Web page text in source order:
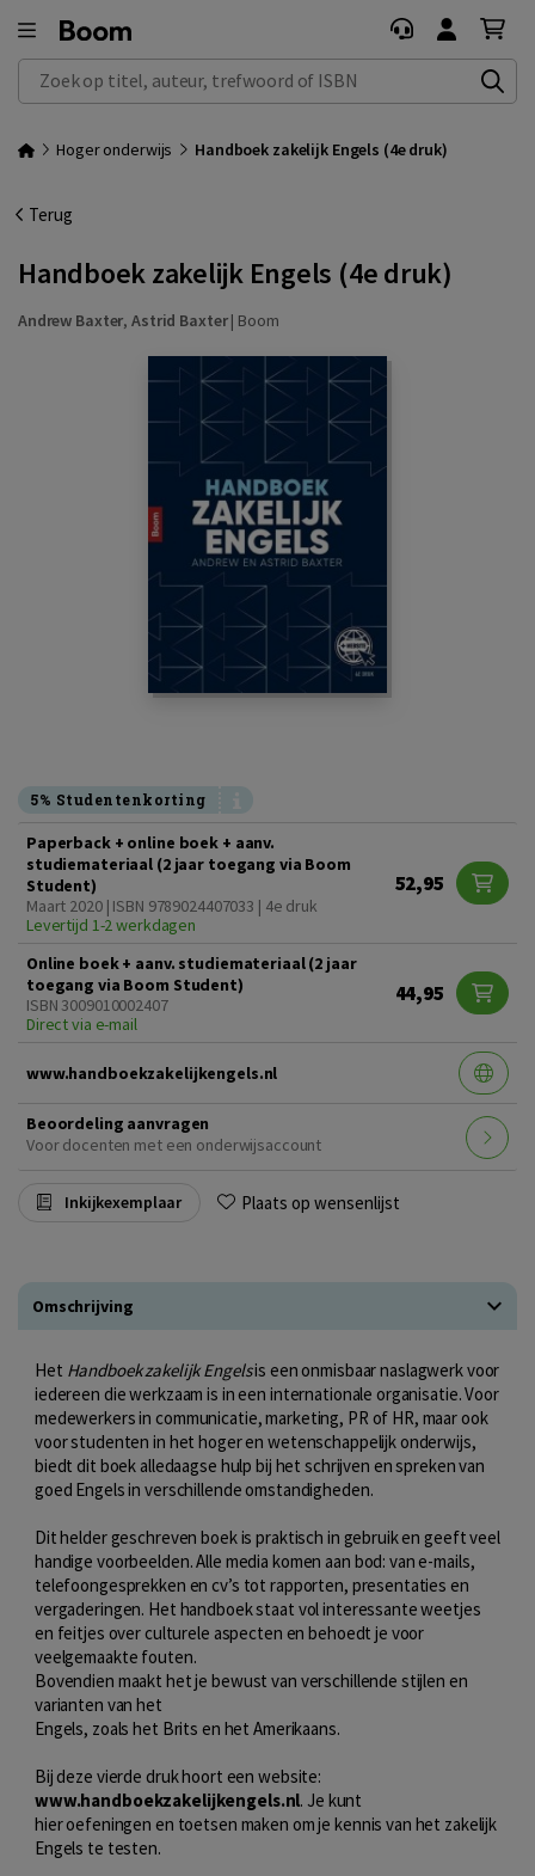
Zoek op titel, auteur, trefwoord of ISBN
Hoger onderwijs Handboek zakelijk Engels (4e druk)
Terug
Handboek zakelijk Engels (4e druk)
Andrew Baxter,Astrid Baxter| Boom
5% Studentenkorting
Paperback + online boek + aanv.
studiemateriaal (2 jaar toegang via Boom
Student)
Maart 2020 | ISBN 9789024407033 | 4e druk
Levertijd 1-2 werkdagen
52,95
Online boek + aanv. studiemateriaal (2 jaar
toegang via Boom Student)
ISBN 3009010002407
Direct via e-mail
44,95
www.handboekzakelijkengels.nl
Beoordeling aanvragen
Voor docenten met een onderwijsaccount
Inkijkexemplaar Plaats op wensenlijst
Omschrijving
Het Handboek zakelijk Engelsis een onmisbaar naslagwerk voor
iedereen die werkzaam is in een internationale organisatie. Voor
medewerkers in communicatie, marketing, PR of HR, maar ook
voor studenten in het hoger en wetenschappelijk onderwijs,
biedt dit boek alledaagse hulp bij het schrijven en spreken van
goed Engels in verschillende omstandigheden.
Dit helder geschreven boek is praktisch in gebruik en geeft veel
handige voorbeelden. Alle media komen aan bod: van e-mails,
telefoongesprekken en cv’s tot rapporten, presentaties en
vergaderingen. Het handboek staat vol interessante weetjes
en feitjes over culturele aspecten en behoedt je voor
veelgemaakte fouten.
Bovendien maakt het je bewust van verschillende stijlen en
varianten van het
Engels, zoals het Brits en het Amerikaans.
Bij deze vierde druk hoort een website:
www.handboekzakelijkengels.nl. Je kunt
hier oefeningen en toetsen maken om je kennis van het zakelijk
Engels te testen.